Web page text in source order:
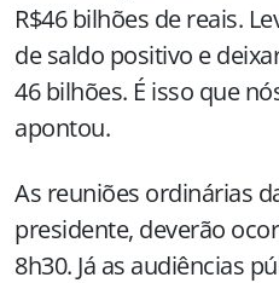
R$46 bilhões de reais.
de saldo positivo e
46 bilhões. É isso que
apontou.
As reuniões ordinárias
presidente, deverão
8h30. Já as audiências